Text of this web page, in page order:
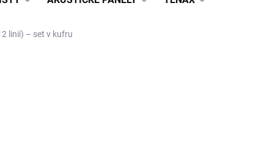
linií) – set v kufru